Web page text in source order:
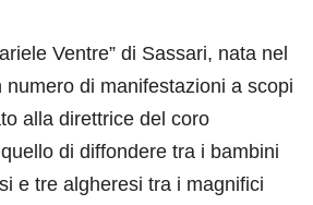
Ventre” di Sassari, nata nel
di manifestazioni a scopi
alla direttrice del coro
di diffondere tra i bambini
e tre algheresi tra i magnifici